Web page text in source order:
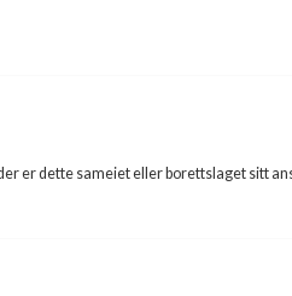
er dette sameiet eller borettslaget sitt